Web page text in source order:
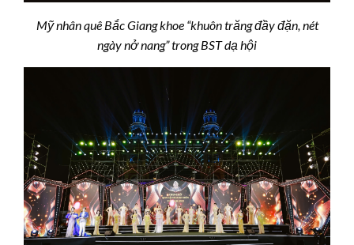
Mỹ nhân quê Bắc Giang khoe “khuôn trăng đầy đặn, nét
ngày nở nang” trong BST dạ hội